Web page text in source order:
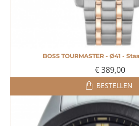
BOSS TOURMASTER - Ø41 -
€ 389,00
BESTELLEN